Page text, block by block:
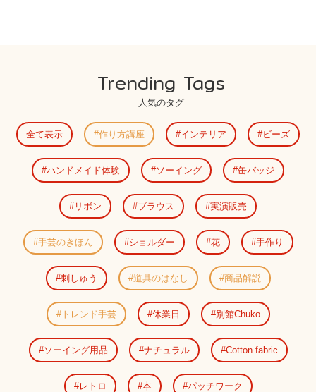
Trending Tags
人気のタグ
全て表示 作り方講座 インテリア ビーズ
ハンドメイド体験 ソーイング 缶バッジ
リボン ブラウス 実演販売
手芸のきほん ショルダー 花 手作り
刺しゅう 道具のはなし 商品解説
トレンド手芸 休業日 別館Chuko
ソーイング用品 ナチュラル Cotton fabric
レトロ 本 パッチワーク